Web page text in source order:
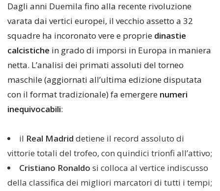
Dagli anni Duemila fino alla recente rivoluzione
varata dai vertici europei, il vecchio assetto a 32
squadre ha incoronato vere e proprie dinastie
calcistiche in grado di imporsi in Europa in maniera
netta. L’analisi dei primati assoluti del torneo
maschile (aggiornati all’ultima edizione disputata
con il format tradizionale) fa emergere numeri
inequivocabili:
il Real Madrid detiene il record assoluto di
vittorie totali del trofeo, con quindici trionfi all’attivo;
Cristiano Ronaldo si colloca al vertice indiscusso
della classifica dei migliori marcatori di tutti i tempi;